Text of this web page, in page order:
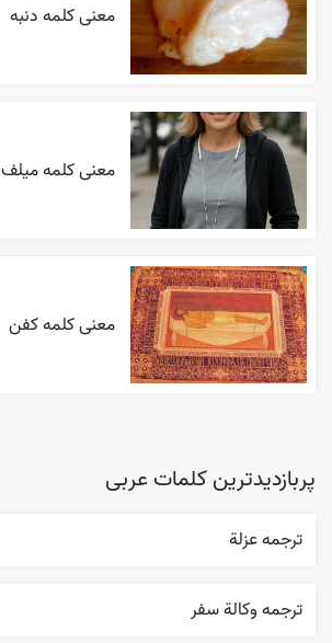
معنی کلمه دنبه
معنی کلمه میلف
معنی کلمه کفن
پربازدیدترین کلمات عربی
ترجمه عزلة
ترجمه وکالة سفر